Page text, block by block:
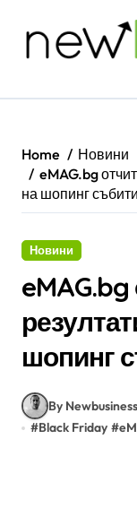
Home
Новини
eMAG.bg
на шопинг
Новини
шопинг
By
#Black Friday #